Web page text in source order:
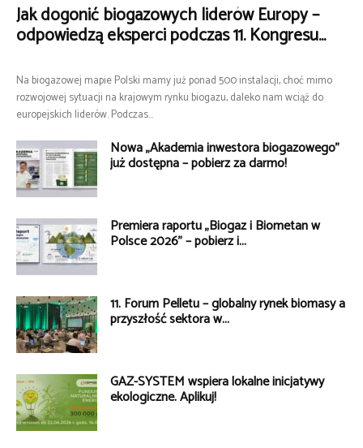
Jak dogonić biogazowych liderów Europy –
odpowiedzą eksperci podczas 11. Kongresu...
Na biogazowej mapie Polski mamy już ponad 500 instalacji, choć mimo
rozwojowej sytuacji na krajowym rynku biogazu, daleko nam wciąż do
europejskich liderów. Podczas...
Nowa „Akademia inwestora biogazowego”
już dostępna – pobierz za darmo!
Premiera raportu „Biogaz i Biometan w
Polsce 2026” – pobierz i...
11. Forum Pelletu – globalny rynek biomasy a
przyszłość sektora w...
GAZ-SYSTEM wspiera lokalne inicjatywy
ekologiczne. Aplikuj!